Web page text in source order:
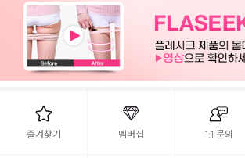
즐겨찾기 멤버십 1:1 문의